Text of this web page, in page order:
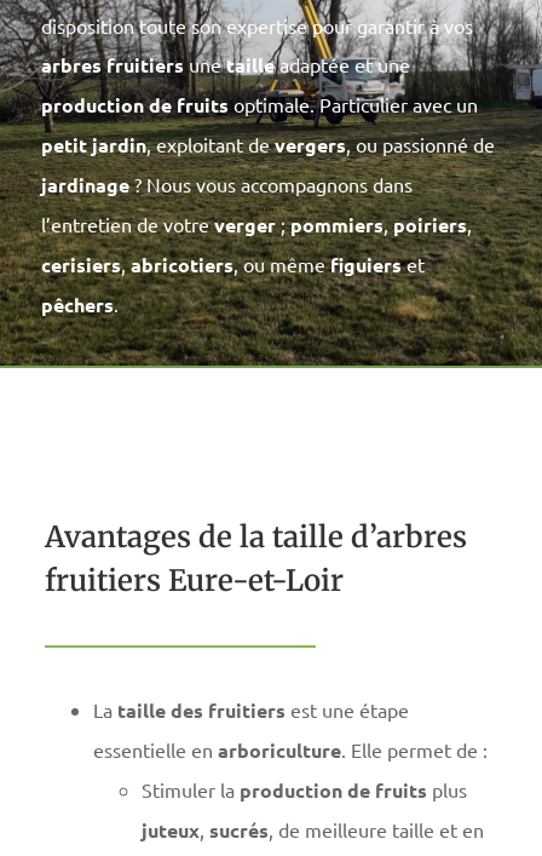
disposition toute son expertise pour garantir à vos
arbres fruitiersunetailleadaptée et une
production de fruitsoptimale. Particulier avec un
petit jardin, exploitant devergers, ou passionné de
jardinage? Nous vous accompagnons dans
l’entretien de votreverger;pommiers,poiriers,
cerisiers,abricotiers, ou mêmefiguierset
pêchers.
Avantages de la taille d’arbres
fruitiers Eure-et-Loir
La taille des fruitiers est une étape
essentielle en arboriculture. Elle permet de :
Stimuler la production de fruits plus
juteux, sucrés, de meilleure taille et en